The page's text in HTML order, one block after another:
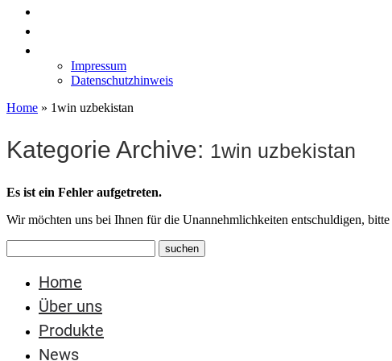
Impressum
Datenschutzhinweis
Home » 1win uzbekistan
Kategorie Archive: 1win uzbekistan
Es ist ein Fehler aufgetreten.
Wir möchten uns bei Ihnen für die Unannehmlichkeiten entschuldigen, bitte
Home
Über uns
Produkte
News